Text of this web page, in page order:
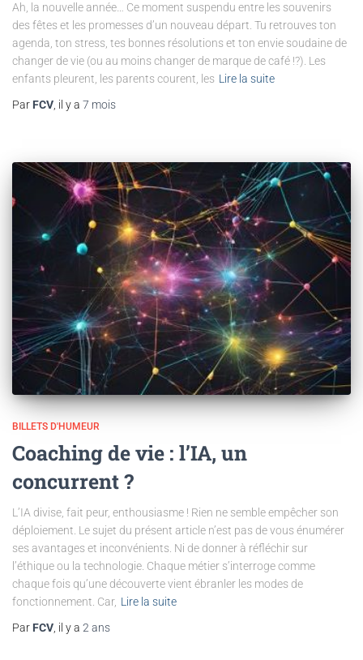
Ah, la nouvelle année… Ce moment suspendu entre les souvenirs
des fêtes et les promesses d’un nouveau départ. Tu retrouves ton
agenda, ton stress, tes bonnes résolutions et ton envie soudaine de
changer de vie (ou au moins changer de marque de café !?). Les
enfants pleurent, les parents courent, les Lire la suite
Par FCV, il y a 7 mois
BILLETS D'HUMEUR
Coaching de vie : l’IA, un
concurrent ?
L’IA divise, fait peur, enthousiasme ! Rien ne semble empêcher son
déploiement. Le sujet du présent article n’est pas de vous énumérer
ses avantages et inconvénients. Ni de donner à réfléchir sur
l’éthique ou la technologie. Chaque métier s’interroge comme
chaque fois qu’une découverte vient ébranler les modes de
fonctionnement. Car, Lire la suite
Par FCV , il y a 2 ans